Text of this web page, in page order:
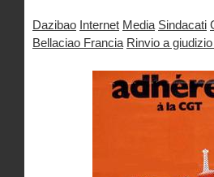
Dazibao Internet Media Sindacati
Bellaciao Francia Rinvio a